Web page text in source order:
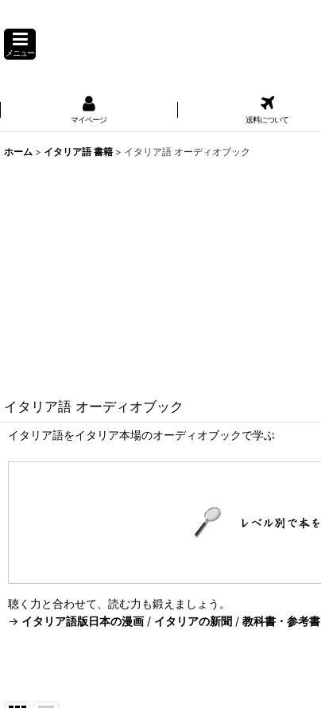
メニュー
マイページ 送料について
ホーム > イタリア語 書籍 > イタリア語 オーディオブック
イタリア語 オーディオブック
イタリア語をイタリア本場のオーディオブックで学ぶ
聴く力と合わせて、読む力も鍛えましょう。
→ イタリア語版日本の漫画 / イタリアの新聞 / 教科書・参考書